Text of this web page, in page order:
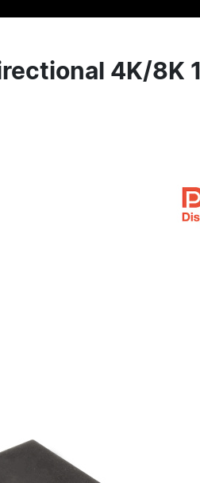
4K/